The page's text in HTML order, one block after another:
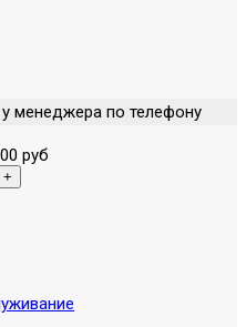
менеджера по телефону
руб